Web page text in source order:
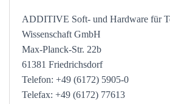
ADDITIVE Soft- und Hardware für
Wissenschaft GmbH
Max-Planck-Str. 22b
61381 Friedrichsdorf
Telefon: +49 (6172) 5905-0
Telefax: +49 (6172) 77613